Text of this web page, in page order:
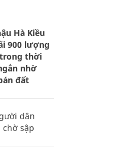
Hà Kiều
900 lượng
thời
nhờ
đất
dân
sập